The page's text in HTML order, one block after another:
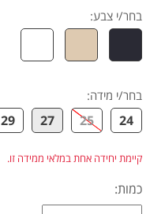
בחר/י צבע:
בחר/י מידה:
24
25
27
29
קיימת יחידה אחת במלאי ממידה זו.
כמות: